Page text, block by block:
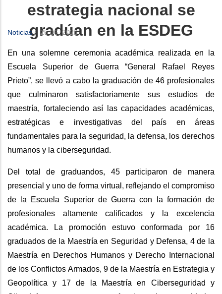
estrategia nacional se
gradúan en la ESDEG
Noticias / 25 06, 2026
En una solemne ceremonia académica realizada en la
Escuela Superior de Guerra “General Rafael Reyes
Prieto”, se llevó a cabo la graduación de 46 profesionales
que culminaron satisfactoriamente sus estudios de
maestría, fortaleciendo así las capacidades académicas,
estratégicas e investigativas del país en áreas
fundamentales para la seguridad, la defensa, los derechos
humanos y la ciberseguridad.
Del total de graduandos, 45 participaron de manera
presencial y uno de forma virtual, reflejando el compromiso
de la Escuela Superior de Guerra con la formación de
profesionales altamente calificados y la excelencia
académica. La promoción estuvo conformada por 16
graduados de la Maestría en Seguridad y Defensa, 4 de la
Maestría en Derechos Humanos y Derecho Internacional
de los Conflictos Armados, 9 de la Maestría en Estrategia y
Geopolítica y 17 de la Maestría en Ciberseguridad y